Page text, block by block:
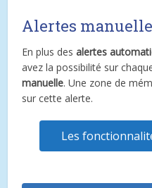
Alertes
En plus desalertes
avez la possibilité sur
manuelle. Une zone de
sur cette alerte.
Les